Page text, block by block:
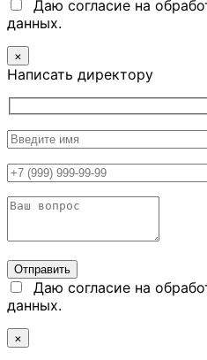
Даю согласие на
данных.
×
Написать директору
Даю согласие на
данных.
×